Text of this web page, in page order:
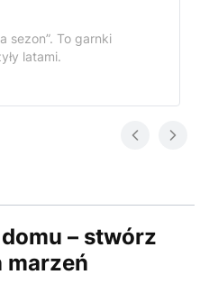
sezon”. To garnki
latami.
– stwórz
marzeń